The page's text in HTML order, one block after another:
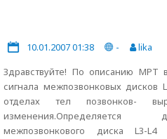
10.01.2007 01:38 -
lika
Здравствуйте! По описанию МРТ
сигнала межпозвонковых
отделах тел позвонков-
изменения.Определяется
межпозвонкового диска L3-